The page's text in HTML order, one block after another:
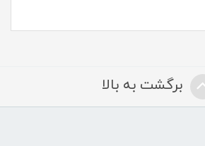
برگشت به بالا